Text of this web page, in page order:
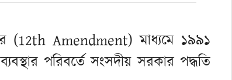
(12th Amendment) মাধ্যমে ১৯৯১
পরিবর্তে সংসদীয় সরকার পদ্ধতি